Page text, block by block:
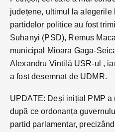
județene, ultimul la
partidelor politice au fost
Suhanyi (PSD), Remus
municipal Mioara Gaga-
Alexandru Vintilă USR-ul ,
a fost desemnat de UDMR.
UPDATE: Deși inițial PMP a
după ce ordonanța
partid parlamentar,